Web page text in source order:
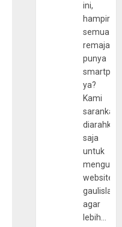
ini,
hampir
semua
remaja
punya
ya?
Kami
sarankan,
diarahkan
saja
untuk
website
agar
lebih…